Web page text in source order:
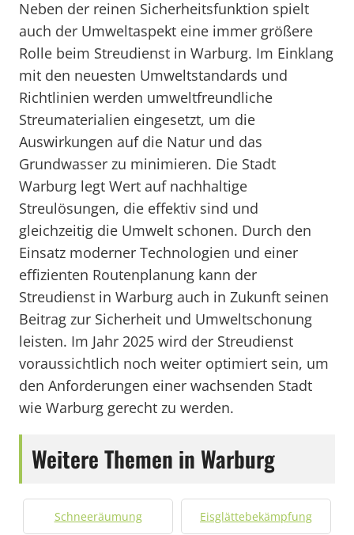
Neben der reinen Sicherheitsfunktion spielt
auch der Umweltaspekt eine immer größere
Rolle beim Streudienst in Warburg. Im Einklang
mit den neuesten Umweltstandards und
Richtlinien werden umweltfreundliche
Streumaterialien eingesetzt, um die
Auswirkungen auf die Natur und das
Grundwasser zu minimieren. Die Stadt
Warburg legt Wert auf nachhaltige
Streulösungen, die effektiv sind und
gleichzeitig die Umwelt schonen. Durch den
Einsatz moderner Technologien und einer
effizienten Routenplanung kann der
Streudienst in Warburg auch in Zukunft seinen
Beitrag zur Sicherheit und Umweltschonung
leisten. Im Jahr 2025 wird der Streudienst
voraussichtlich noch weiter optimiert sein, um
den Anforderungen einer wachsenden Stadt
wie Warburg gerecht zu werden.
Weitere Themen in Warburg
Schneeräumung Eisglättebekämpfung